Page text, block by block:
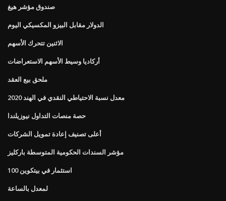
صندوق مؤشر هيغ
الدولار مقابل البيزو المكسيكي اليوم
الاثنين تتحرك الأسهم
أركاديا وسيط الأسهم الاستعراضات
ملحق بيع العقد
معدل نسبة الاحتياطي النقدي في الهند 2020
حصة منصات التداول نيوزيلندا
أعلى تصنيف إعادة تمويل الشركات
مؤشر السندات الحكومية المتوسطة باركليز
100 استثمار في بيتكوين
لمعدل بالساعة